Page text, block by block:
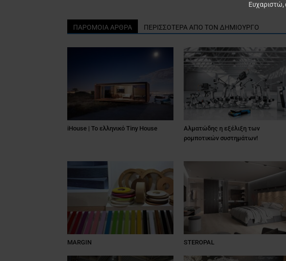
ΠΑΡΟΜΟΙΑ ΑΡΘΡΑ ΠΕΡΙΣΣΟΤΕΡΑ ΑΠΟ ΤΟΝ ΔΗΜΙΟΥΡΓΟ
iHouse | Το ελληνικό Tiny House
Αλματώδης η εξέλιξη των
ρομποτικών συστημάτων!
MARGIN STEROPAL
Ευχαριστώ,